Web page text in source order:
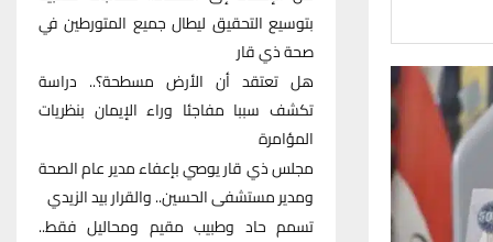
بتوسيع التحقيق ليطال جميع المتورطين في
صحة ذي قار
هل تعتقد أن الأرض مسطحة؟.. دراسة
تكشف سببا مفاجئا وراء الإيمان بنظريات
المؤامرة
مجلس ذي قار يوصي بإعفاء مدير عام الصحة
ومدير مستشفى الحسين.. والقرار بيد الزيدي
تسمم حاد وطبيب مقيم ومحاليل فقط..